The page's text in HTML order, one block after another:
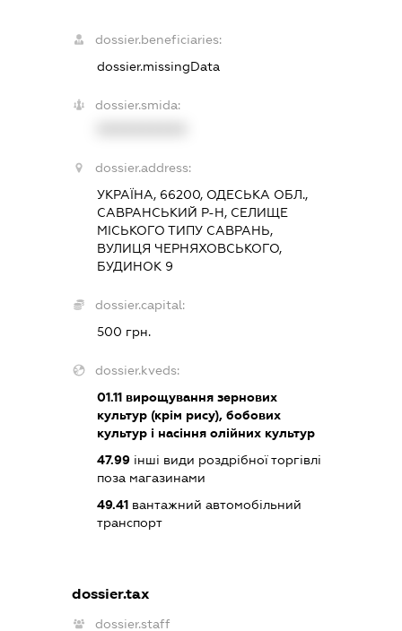
dossier.beneficiaries:
dossier.missingData
dossier.smida:
dossier.address:
УКРАЇНА, 66200, ОДЕСЬКА ОБЛ.,
САВРАНСЬКИЙ Р-Н, СЕЛИЩЕ
МІСЬКОГО ТИПУ САВРАНЬ,
ВУЛИЦЯ ЧЕРНЯХОВСЬКОГО,
БУДИНОК 9
dossier.capital:
500 грн.
dossier.kveds:
01.11 вирощування зернових
культур (крім рису), бобових
культур і насіння олійних культур
47.99 інші види роздрібної торгівлі
поза магазинами
49.41 вантажний автомобільний
транспорт
dossier.tax
dossier.staff